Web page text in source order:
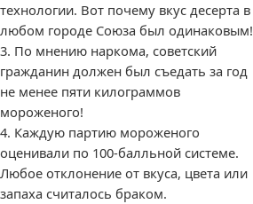
технологии. Вот почему вкус десерта в
любом городе Союза был одинаковым!
3. По мнению наркома, советский
гражданин должен был съедать за год
не менее пяти килограммов
мороженого!
4. Каждую партию мороженого
оценивали по 100-балльной системе.
Любое отклонение от вкуса, цвета или
запаха считалось браком.